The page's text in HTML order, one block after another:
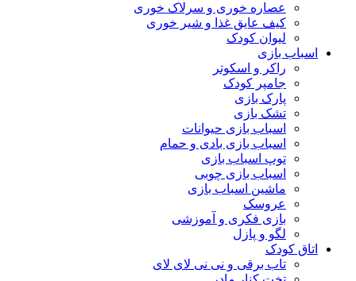
عصاره خوری و سرلاک خوری
کیف عایق غذا و شیر خوری
لیوان کودک
اسباب بازی
راکر و اسکوتر
جامپر کودک
پارک بازی
تشک بازی
اسباب بازی حیوانات
اسباب بازی بادی و حمام
توپ اسباب بازی
اسباب بازی چوبی
ماشین اسباب بازی
عروسک
بازی فکری و آموزشی
لگو و پازل
اتاق کودک
تاب برقی و نی نی لای لای